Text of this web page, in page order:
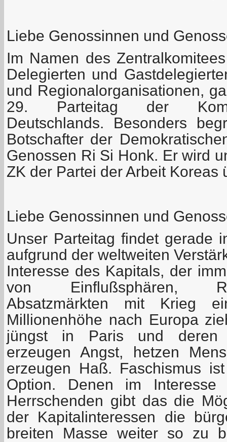
Liebe Genossinnen und
Im Namen des
Delegierten und
und Regionalorganisationen,
29. Parteitag der
Deutschlands. Besonders
Botschafter der
Genossen Ri Si Honk. Er wird
ZK der Partei der Arbeit Koreas
Liebe Genossinnen und
Unser Parteitag findet gerade
aufgrund der weltweiten
Interesse des Kapitals, der
von Einflußsphären,
Absatzmärkten mit Krieg
Millionenhöhe nach Europa
jüngst in Paris und deren
erzeugen Angst, hetzen
erzeugen Haß. Faschismus
Option. Denen im Interesse
Herrschenden gibt das die
der Kapitalinteressen die
breiten Masse weiter so zu